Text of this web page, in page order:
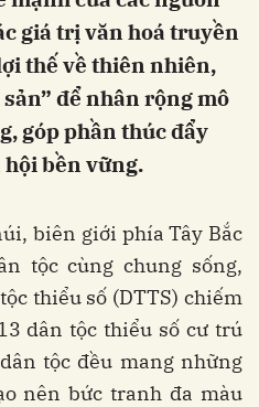
giá trị văn hoá truyền
thế về thiên nhiên,
để nhân rộng mô
góp phần thúc đẩy
bền vững.
biên giới phía Tây Bắc
tộc cùng chung sống,
thiểu số (DTTS) chiếm
dân tộc thiểu số cư trú
tộc đều mang những
nên bức tranh đa màu